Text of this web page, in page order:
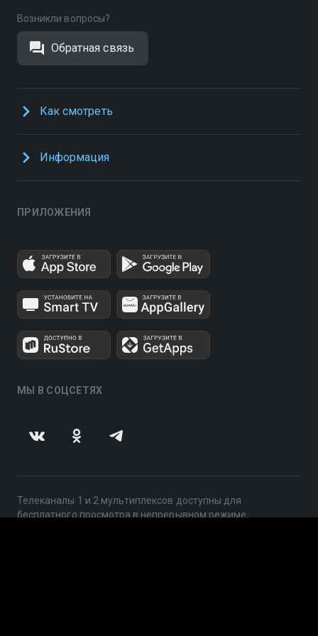
Возникли вопросы?
Обратная связь
Как смотреть
Информация
ПРИЛОЖЕНИЯ
МЫ В СОЦСЕТЯХ
Телеканалы 1 и 2 мультиплексов доступны для
бесплатного просмотра в непрерывном режиме,